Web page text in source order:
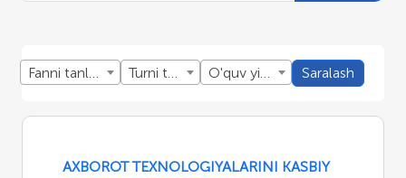
Fanni tanlang Turni tanlang O'quv yillini tanlang Saralash
AXBOROT TEXNOLOGIYALARINI KASBIY